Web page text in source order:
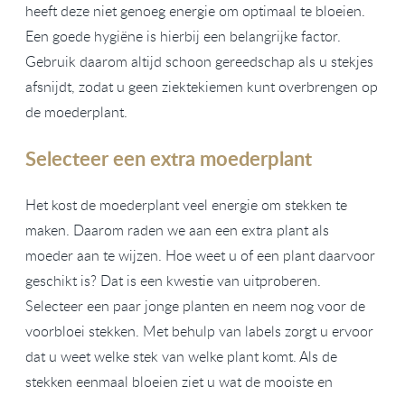
heeft deze niet genoeg energie om optimaal te bloeien.
Een goede hygiëne is hierbij een belangrijke factor.
Gebruik daarom altijd schoon gereedschap als u stekjes
afsnijdt, zodat u geen ziektekiemen kunt overbrengen op
de moederplant.
Selecteer een extra moederplant
Het kost de moederplant veel energie om stekken te
maken. Daarom raden we aan een extra plant als
moeder aan te wijzen. Hoe weet u of een plant daarvoor
geschikt is? Dat is een kwestie van uitproberen.
Selecteer een paar jonge planten en neem nog voor de
voorbloei stekken. Met behulp van labels zorgt u ervoor
dat u weet welke stek van welke plant komt. Als de
stekken eenmaal bloeien ziet u wat de mooiste en